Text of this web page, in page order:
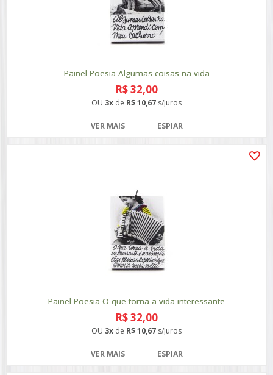
Painel Poesia Algumas coisas na vida
R$ 32,00
OU 3x de R$ 10,67 s/juros
VER MAIS ESPIAR
Painel Poesia O que torna a vida interessante
R$ 32,00
OU 3x de R$ 10,67 s/juros
VER MAIS ESPIAR